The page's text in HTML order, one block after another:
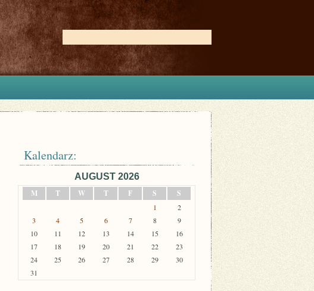
Kalendarz:
AUGUST 2026
M
T W T F S S
1
2
3
4 5 6 7 8
9
10
11 12 13 14 15
16
17
18 19 20 21 22
23
24
25 26 27 28 29
30
31